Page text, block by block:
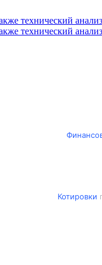
Котировки